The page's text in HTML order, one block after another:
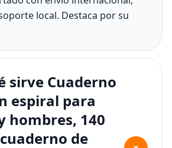
local. Destaca por su
sirve Cuaderno
espiral para
hombres, 140
de